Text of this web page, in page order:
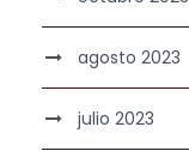
agosto 2023
julio 2023